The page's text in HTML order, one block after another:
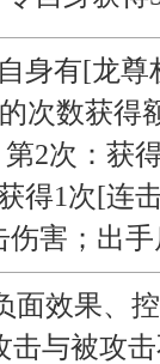
身有[龙
次数获得
2次：获
得1次[连
伤害；出
面效果、
击与被攻